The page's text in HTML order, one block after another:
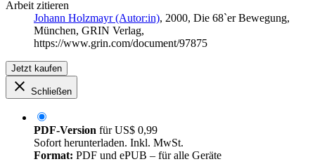
Arbeit zitieren
Johann Holzmayr (Autor:in), 2000, Die 68`er Bewegung,
München, GRIN Verlag,
https://www.grin.com/document/97875
Jetzt kaufen
Schließen
PDF-Version fürUS$ 0,99
Sofort herunterladen. Inkl. MwSt.
Format: PDF und ePUB – für alle Geräte